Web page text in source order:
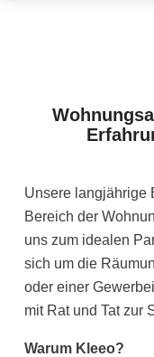
Unsere langjährige
Bereich der
uns zum idealen
sich um die
oder einer
mit Rat und Tat zur
Warum Kleeo?